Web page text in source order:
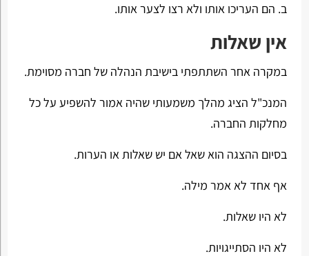
ב. הם העריכו אותו ולא רצו לצער אותו.
אין שאלות
במקרה אחר השתתפתי בישיבת הנהלה של חברה מסוימת.
המנכ"ל הציג מהלך משמעותי שהיה אמור להשפיע על כל
מחלקות החברה.
בסיום ההצגה הוא שאל אם יש שאלות או הערות.
אף אחד לא אמר מילה.
לא היו שאלות.
לא היו הסתייגויות.